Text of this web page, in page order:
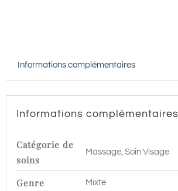
|
Le
Informations complémentaires
Informations complémentaires
Catégorie de
soins
Massage, Soin Visage
Genre Mixte